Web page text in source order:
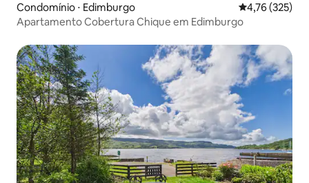
Condomínio ⋅ Edimburgo 4,76 de uma
4,76 (325)
Apartamento Cobertura Chique em Edimburgo